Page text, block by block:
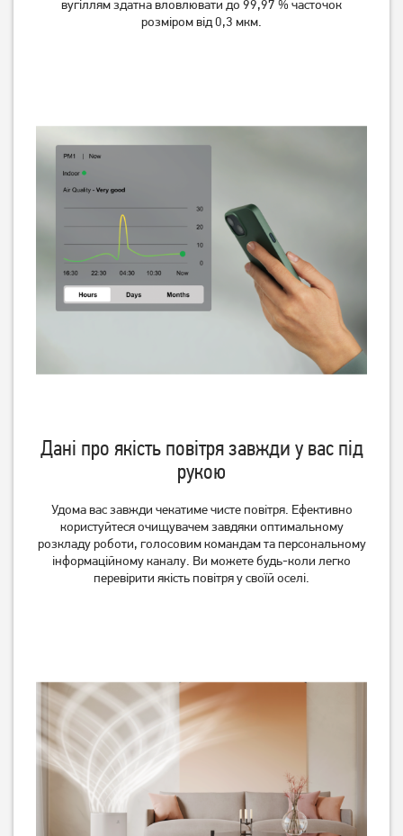
Очисник повітря Esperanza
Air Purifier EHP001
Немає в наявності
Очищувач повітря Philips
AC0850/11
Немає в наявності
Очищувач повітря
Electrolux FA31-201GY
Немає в наявності
Очищувач повітря
Electrolux WA51-304WT
Немає в наявності
Очищувач повітря
Electrolux WA71-305GY
Очищувач повітря
Electrolux PA91-404GY
вугіллям здатна вловлювати до 99,97 % часточок
розміром від 0,3 мкм.
Дані про якість повітря завжди у вас під
рукою
Удома вас завжди чекатиме чисте повітря. Ефективно
користуйтеся очищувачем завдяки оптимальному
розкладу роботи, голосовим командам та персональному
інформаційному каналу. Ви можете будь-коли легко
перевірити якість повітря у своїй оселі.